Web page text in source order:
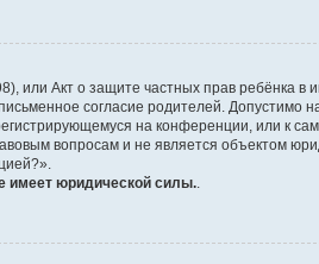
или Акт о защите частных прав
согласие родителей.
на конференции, или к
вопросам и не является объектом
имеет юридической силы..